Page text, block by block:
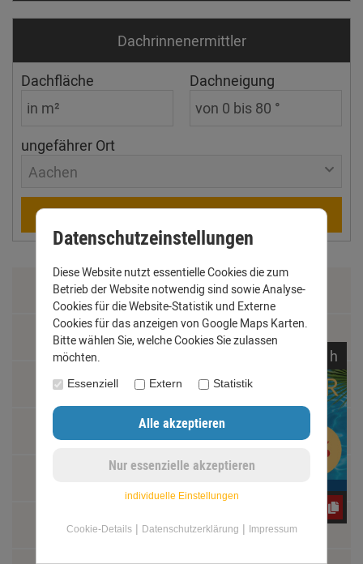
Dachrinnen­ermittler
Dachfläche Dachneigung
ungefährer Ort
Aachen
Berechnen
Zahlung & Versand
Datenschutz
AGB
Impressum
Widerrufsrecht
h
Datenschutzeinstellungen
Diese Website nutzt essentielle Cookies die zum
Betrieb der Website notwendig sind sowie Analyse-
Cookies für die Website-Statistik und Externe
Cookies für das anzeigen von Google Maps Karten.
Bitte wählen Sie, welche Cookies Sie zulassen
möchten.
Essenziell Extern Statistik
individuelle Einstellungen
Cookie-Details| Datenschutzerklärung | Impressum